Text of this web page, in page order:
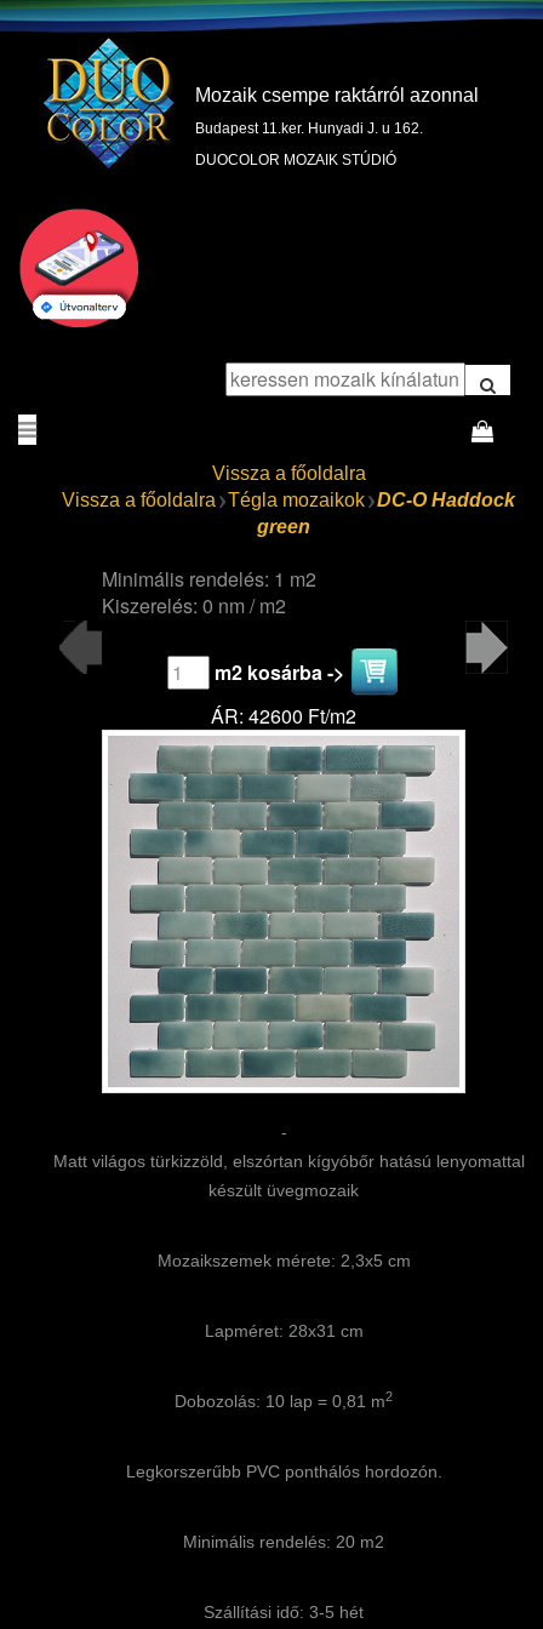
Mozaik csempe raktárról azonnal
Budapest 11.ker. Hunyadi J. u 162.
DUOCOLOR MOZAIK STÚDIÓ
Vissza a főoldalra
Vissza a főoldalra
Tégla mozaikok DC-O Haddock
green
Minimális rendelés: 1 m2
Kiszerelés: 0 nm / m2
m2 kosárba ->
ÁR: 42600 Ft/m2
-
Matt világos türkizzöld, elszórtan kígyóbőr hatású lenyomattal
készült üvegmozaik
Mozaikszemek mérete: 2,3x5 cm
Lapméret: 28x31 cm
Dobozolás: 10 lap = 0,81 m2
Legkorszerűbb PVC ponthálós hordozón.
Minimális rendelés: 20 m2
Szállítási idő: 3-5 hét